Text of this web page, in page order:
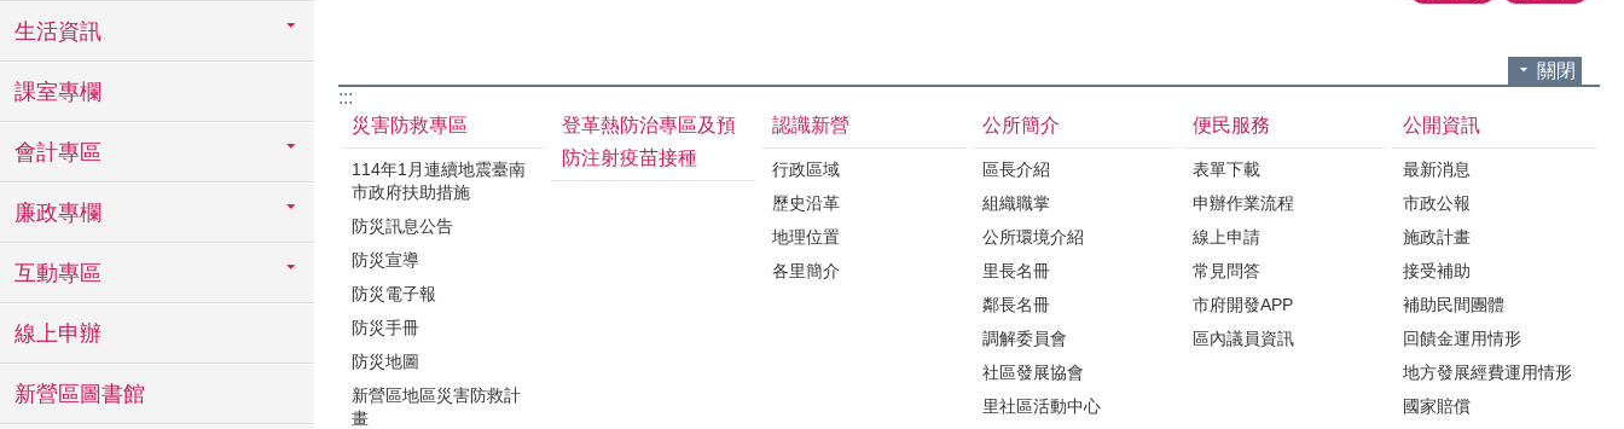
生活資訊
課室專欄
會計專區
廉政專欄
互動專區
線上申辦
新營區圖書館
關閉
:::
災害防救專區
114年1月連續地震臺南
市政府扶助措施
防災訊息公告
防災宣導
防災電子報
防災手冊
防災地圖
新營區地區災害防救計
畫
登革熱防治專區及預
防注射疫苗接種
認識新營
行政區域
歷史沿革
地理位置
各里簡介
公所簡介
區長介紹
組織職掌
公所環境介紹
里長名冊
鄰長名冊
調解委員會
社區發展協會
里社區活動中心
便民服務
表單下載
申辦作業流程
線上申請
常見問答
市府開發APP
區內議員資訊
公開資訊
最新消息
市政公報
施政計畫
接受補助
補助民間團體
回饋金運用情形
地方發展經費運用情形
國家賠償